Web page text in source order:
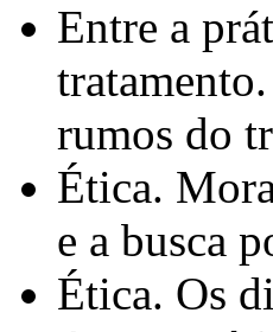
Entre a
rumos do
Ética.
e a busca
Ética. Os